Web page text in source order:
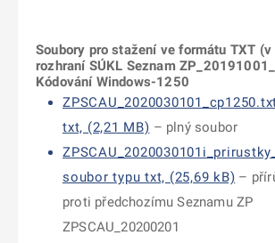
Soubory pro stažení ve formátu TXT (v
rozhraní SÚKL Seznam
Kódování Windows-1250
txt, (2,21 MB) – plný soubor
soubor typu txt, (25,69 kB) –
proti předchozímu Seznamu ZP
ZPSCAU_20200201